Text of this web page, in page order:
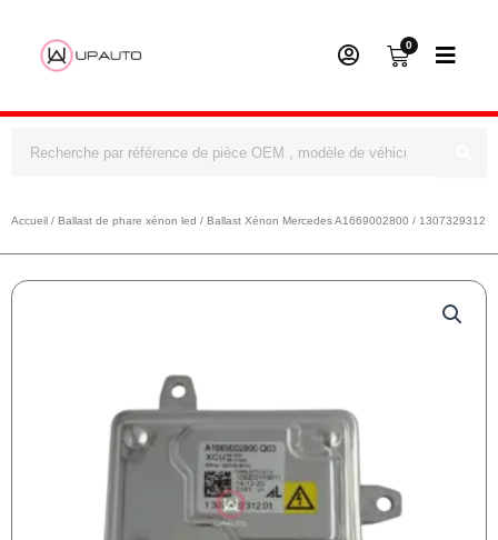
0
Panier
Accueil / Ballast de phare xénon led / Ballast Xénon Mercedes A1669002800 / 1307329312